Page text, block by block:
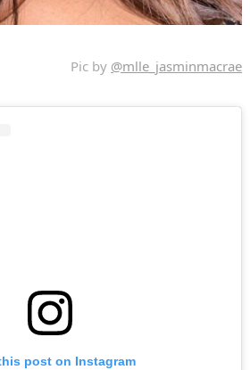
Pic by @mlle_jasminmacrae
post on Instagram